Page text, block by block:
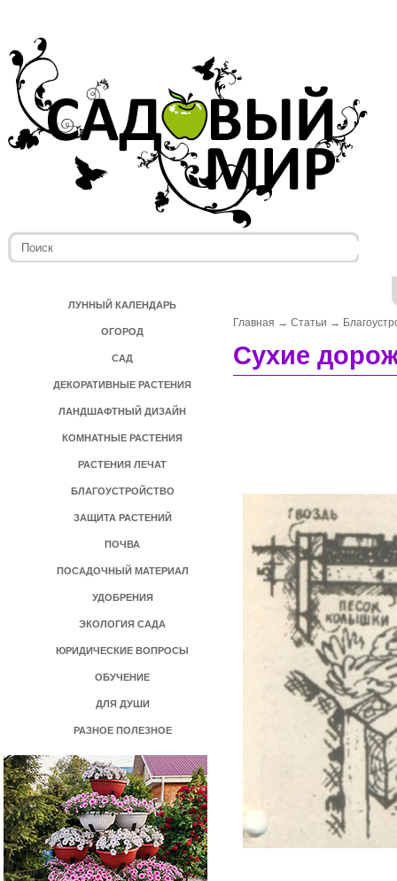
ЛУННЫЙ КАЛЕНДАРЬ
ОГОРОД
САД
ДЕКОРАТИВНЫЕ РАСТЕНИЯ
ЛАНДШАФТНЫЙ ДИЗАЙН
КОМНАТНЫЕ РАСТЕНИЯ
РАСТЕНИЯ ЛЕЧАТ
БЛАГОУСТРОЙСТВО
ЗАЩИТА РАСТЕНИЙ
ПОЧВА
ПОСАДОЧНЫЙ МАТЕРИАЛ
УДОБРЕНИЯ
ЭКОЛОГИЯ САДА
ЮРИДИЧЕСКИЕ ВОПРОСЫ
ОБУЧЕНИЕ
ДЛЯ ДУШИ
РАЗНОЕ ПОЛЕЗНОЕ
Главная → Статьи →
Сухие